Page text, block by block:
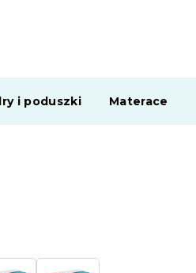
i poduszki Materace